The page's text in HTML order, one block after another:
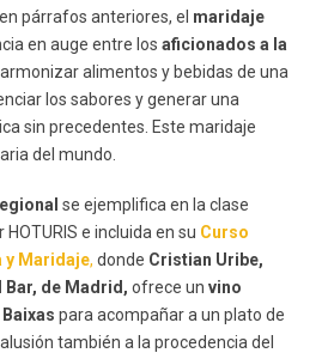
párrafos anteriores, el maridaje
en auge entre los aficionados a la
alimentos y bebidas de una
los sabores y generar una
sin precedentes. Este maridaje
del mundo.
se ejemplifica en la clase
e incluida en su Curso
y Maridaje, donde Cristian Uribe,
Bar, de Madrid, ofrece un vino
para acompañar a un plato de
también a la procedencia del